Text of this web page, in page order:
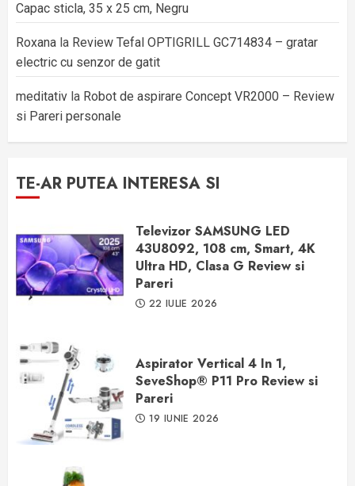
Capac sticla, 35 x 25 cm, Negru
Roxana la Review Tefal OPTIGRILL GC714834 – gratar
electric cu senzor de gatit
meditativ la Robot de aspirare Concept VR2000 – Review
si Pareri personale
TE-AR PUTEA INTERESA SI
Televizor SAMSUNG LED
43U8092, 108 cm, Smart, 4K
Ultra HD, Clasa G Review si
Pareri
22 IULIE 2026
Aspirator Vertical 4 In 1,
SeveShop® P11 Pro Review si
Pareri
19 IUNIE 2026